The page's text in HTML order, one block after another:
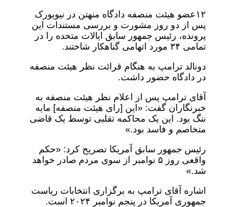
۱۲عضو هیئت منصفه دادگاه منهتن در نیویورک
پس از دو روز مشورت و بررسی مستندات این
پرونده، رئیس جمهور سابق ایالات متحده را در
تمامی ۳۴ مورد اتهامی گناهکار شاختند.
دونالد ترامپ به هنگام قرائت نظر هیئت منصفه
در دادگاه حضور داشت.
آقای ترامپ پس از اعلام نظر هیئت منصفه به
خبرنگاران گفت: «این [رای هیئت منصفه] مایه
ننگ بود. این یک محاکمه تقلبی توسط یک قاضی
متخاصم و فاسد بود.»
رئیس جمهور سابق آمریکا تصریح کرد: «حکم
واقعی روز ۵ نوامبر از سوی مردم صادر خواهد
شد.»
اشاره آقای ترامپ به برگزاری انتخابات ریاست
جمهوری آمریکا در پنجم نوامبر ۲۰۲۴ است.